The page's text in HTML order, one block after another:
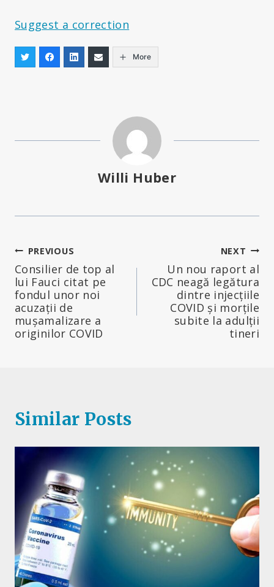
Suggest a correction
More
Willi Huber
Navigare
în
articole
PREVIOUS
Consilier de top al
lui Fauci citat pe
fondul unor noi
acuzații de
mușamalizare a
originilor COVID
NEXT
Un nou raport al
CDC neagă legătura
dintre injecțiile
COVID și morțile
subite la adulții
tineri
Similar Posts